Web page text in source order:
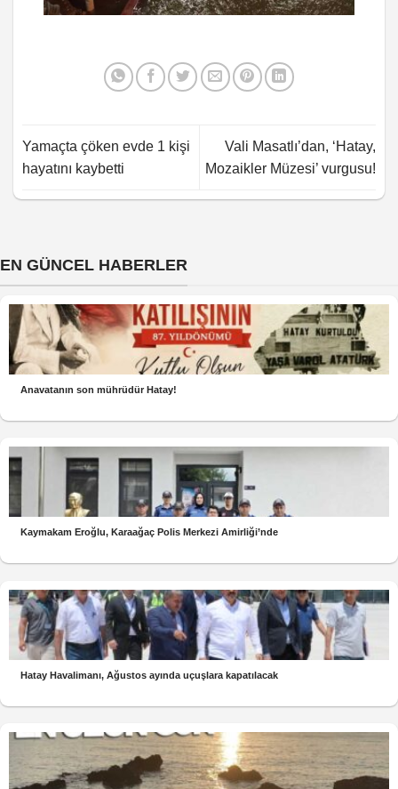
Yamaçta çöken evde 1 kişi
hayatını kaybetti
Vali Masatlı’dan, ‘Hatay,
Mozaikler Müzesi’ vurgusu!
EN GÜNCEL HABERLER
Anavatanın son mührüdür Hatay!
Kaymakam Eroğlu, Karaağaç Polis Merkezi Amirliği’nde
Hatay Havalimanı, Ağustos ayında uçuşlara kapatılacak